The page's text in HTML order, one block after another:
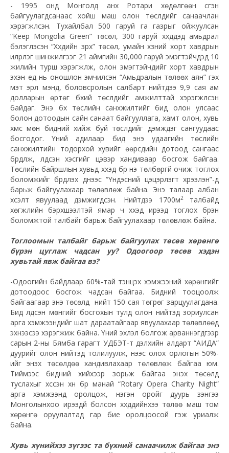
- 1995 онд Монголд анх Ротари хөдөлгөөн үүсгэн
байгуулагдсанаас хойш маш олон төслүүдийг санаачлан
хэрэгжүүлсэн. Тухайлбал 500 гаруй га газрыг ойжуулсан
“Keep Mongolia Green” төсөл, 300 гаруй хүүхдүүдэд амьдрал
бэлэглэсэн “Хүүхдийн зүрх” төсөл, умайн хүзүүний хорт хавдрын
илрүүлэг шинжилгээг 21 аймгийн 30,000 гаруй эмэгтэйчүүдэд 10
жилийн турш хэрэгжүүлж, олон эмэгтэйчүүдийг хорт хавдрын
эхэн үед нь оношлон эмчилсэн “Амьдралын төлөөх аян” гэх
мэт эрүүл мэнд, боловсролын салбарт нийтдээ 9,9 сая ам
долларын өртөг бүхий төслүүдийг амжилттай хэрэгжүүлсэн
байдаг. Энэ бүх төслийн санхүүжилтийг бид олон улсаас
болон дотоодын сайн санаат байгууллага, хамт олон, хувь
хүмүүс мөн бидний хийж буй төслүүдийг дэмждэг сангуудаас
босгодог. Үүний адилаар бид энэ удаагийн төслийн
санхүүжилтийн тодорхой хувийг өөрсдийн дотоод сангаас
бүрдүүлж, үлдсэн хэсгийг цэвэр хандиваар босгож байгаа.
Төслийн байршлын хувьд хүүхэд бүр үнэ төлбөргүй очиж тоглох
боломжийг бүрдүүлэх үүднээс “Үндэсний цэцэрлэгт хүрээлэн”-д
барьж байгуулахаар төлөвлөж байна. Энэ талаар албан
хүсэлт явуулаад дэмжигдсэн. Нийтдээ 1700м2 талбайд
хөгжлийн бэрхшээлтэй ямар ч хүүхэд ирээд тоглох бүрэн
боломжтой талбайг барьж байгуулахаар төлөвлөж байна.
Тоглоомын талбайг барьж байгуулах төсөв хөрөнгө
бүрэн цуглаж чадсан уу? Одоогоор төсөв хэдэн
хувьтай явж байгаа вэ?
-Одоогийн байдлаар 60%-тай тэнцэх хэмжээний хөрөнгийг
дотоодоос босгож чадсан байгаа. Бидний тооцоолж
байгаагаар энэ төсөлд нийт 150 сая төгрөг зарцуулагдана.
Бид үлдсэн мөнгийг босгохын тулд олон нийтэд зориулсан
арга хэмжээнүүдийг шат дараатайгаар явуулахаар төлөвлөөд
эхнээсээ хэрэгжиж байна. Үүний эхлэл болгож арваннэгдүгээр
сарын 2-ны Бямба гарагт УДБЭТ-т дэлхийн алдарт “АИДА”
дуурийг олон нийтэд толилуулж, үүнээс олох орлогын 50%-
ийг энэхүү төсөлдөө хандивлахаар төлөвлөж байгаа юм.
Тиймээс бидний хийхээр зорьж байгаа энэхүү төсөлд
туслахыг хүссэн хүн бүр манай “Rotary Opera Charity Night”
арга хэмжээнд оролцож, нэгэн оройг дуурь үзэнгээ
Монголынхоо ирээдүй болсон хүүхдүүдийнхээ төлөө маш том
хөрөнгө оруулалтад гар бие оролцоосой гэж уриалж
байна.
Хувь хүнийхээ зүгээс та бүхний санаачилж байгаа энэ